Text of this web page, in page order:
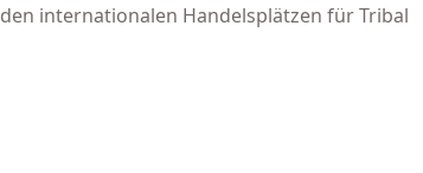
internationalen Handelsplätzen für Tribal